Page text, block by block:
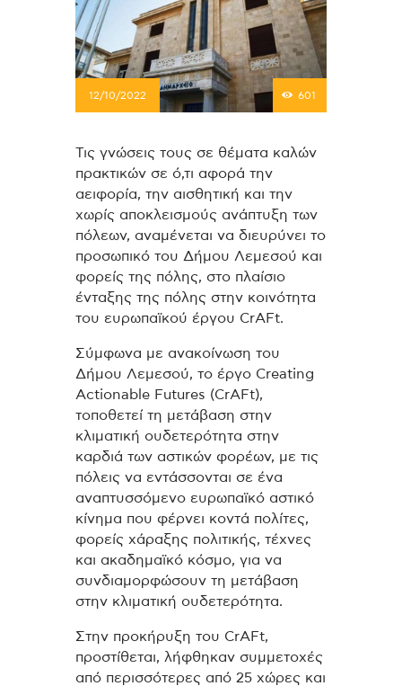
12/10/2022 601
Τις γνώσεις τους σε θέματα καλών
πρακτικών σε ό,τι αφορά την
αειφορία, την αισθητική και την
χωρίς αποκλεισμούς ανάπτυξη των
πόλεων, αναμένεται να διευρύνει το
προσωπικό του Δήμου Λεμεσού και
φορείς της πόλης, στο πλαίσιο
ένταξης της πόλης στην κοινότητα
του ευρωπαϊκού έργου CrAFt.
Σύμφωνα με ανακοίνωση του
Δήμου Λεμεσού, το έργο Creating
Actionable Futures (CrAFt),
τοποθετεί τη μετάβαση στην
κλιματική ουδετερότητα στην
καρδιά των αστικών φορέων, με τις
πόλεις να εντάσσονται σε ένα
αναπτυσσόμενο ευρωπαϊκό αστικό
κίνημα που φέρνει κοντά πολίτες,
φορείς χάραξης πολιτικής, τέχνες
και ακαδημαϊκό κόσμο, για να
συνδιαμορφώσουν τη μετάβαση
στην κλιματική ουδετερότητα.
Στην προκήρυξη του CrAFt,
προστίθεται, λήφθηκαν συμμετοχές
από περισσότερες από 25 χώρες και